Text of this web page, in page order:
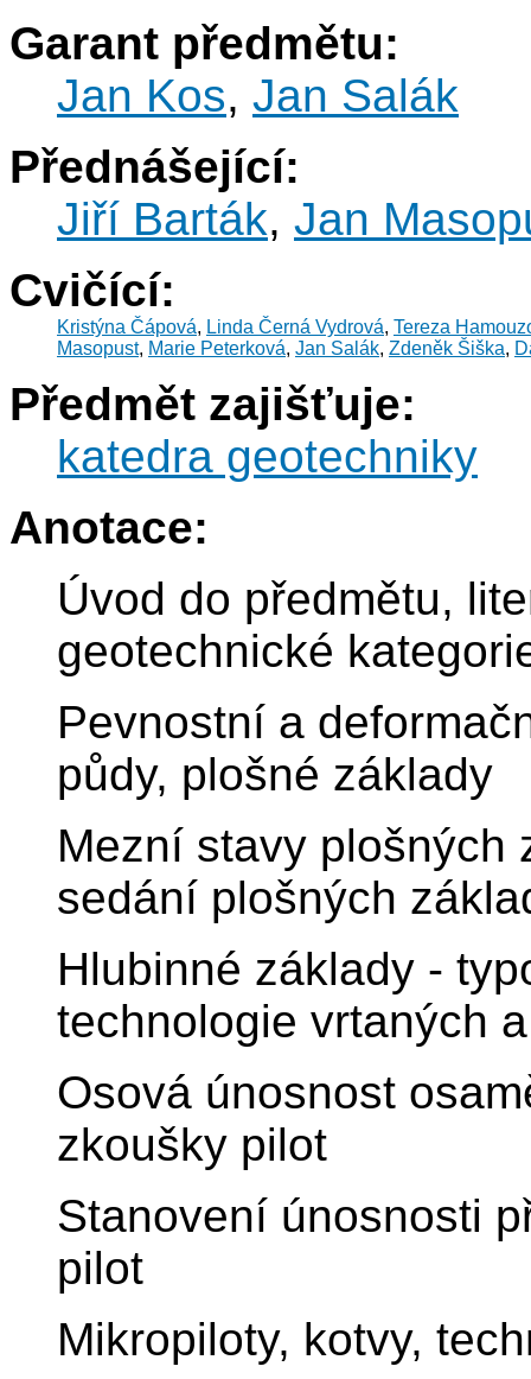
Garant předmětu:
Jan Kos, Jan Salák
Přednášející:
Jiří Barták, Jan
Cvičící:
Kristýna Čápová, Linda Černá Vydrová, Tereza
Masopust, Marie Peterková, Jan Salák, Zdeněk Šiška,
Předmět zajišťuje:
katedra geotechniky
Anotace:
Úvod do předmětu,
geotechnické
Pevnostní a
půdy, plošné základy
Mezní stavy plošných
sedání plošných
Hlubinné základy -
technologie vrtaných
Osová únosnost
zkoušky pilot
Stanovení únosnosti
pilot
Mikropiloty, kotvy,